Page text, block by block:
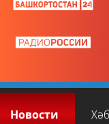
Новости